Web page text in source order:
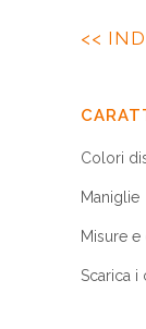
<<
Colori
Maniglie
Misure
Scarica i